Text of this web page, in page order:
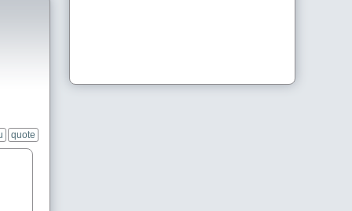
quote